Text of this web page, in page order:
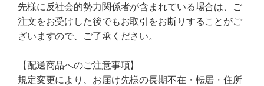
先様に反社会的勢力関係者が含まれている場合は、ご
注文をお受けした後でもお取引をお断りすることがご
ざいますので、ご了承ください。
【配送商品へのご注意事項】
規定変更により、お届け先様の長期不在・転居・住所